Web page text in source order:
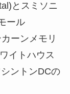
とスミソニ
ール
ーンメモリ
イトハウス
ントンDCの